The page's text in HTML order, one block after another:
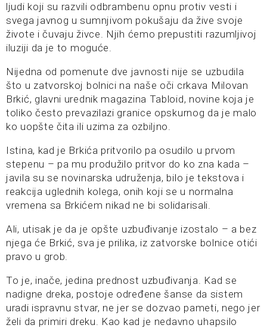
ljudi koji su razvili odbrambenu opnu protiv vesti i
svega javnog u sumnjivom pokušaju da žive svoje
živote i čuvaju živce. Njih ćemo prepustiti razumljivoj
iluziji da je to moguće.
Nijedna od pomenute dve javnosti nije se uzbudila
što u zatvorskoj bolnici na naše oči crkava Milovan
Brkić, glavni urednik magazina Tabloid, novine koja je
toliko često prevazilazi granice opskurnog da je malo
ko uopšte čita ili uzima za ozbiljno.
Istina, kad je Brkića pritvorilo pa osudilo u prvom
stepenu – pa mu produžilo pritvor do ko zna kada –
javila su se novinarska udruženja, bilo je tekstova i
reakcija uglednih kolega, onih koji se u normalna
vremena sa Brkićem nikad ne bi solidarisali.
Ali, utisak je da je opšte uzbuđivanje izostalo – a bez
njega će Brkić, sva je prilika, iz zatvorske bolnice otići
pravo u grob.
To je, inače, jedina prednost uzbuđivanja. Kad se
nadigne dreka, postoje određene šanse da sistem
uradi ispravnu stvar, ne jer se dozvao pameti, nego jer
želi da primiri dreku. Kao kad je nedavno uhapsilo